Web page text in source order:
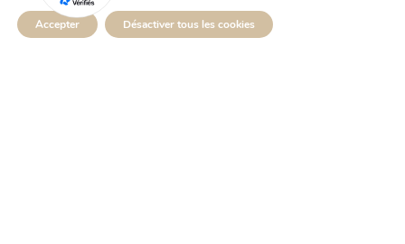
Mentions légales et politique de confidentialité
©2026Break-Out Company- Agence de communication
Accepter Désactiver tous les cookies